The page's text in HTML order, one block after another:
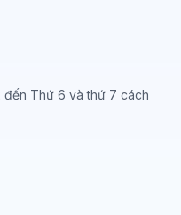
đến Thứ 6 và thứ 7 cách